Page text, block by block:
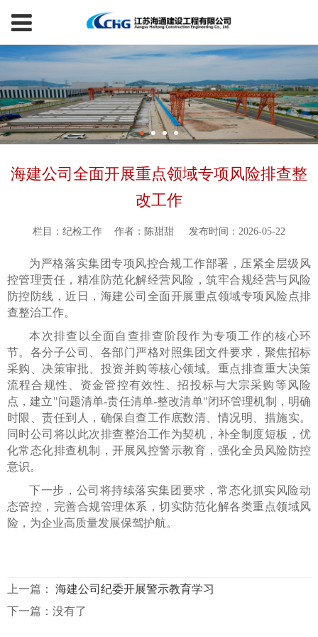
海建公司全面开展重点领域专项风险排查整
改工作
栏目：纪检工作 作者：陈甜甜 发布时间：2026-05-22
为严格落实集团专项风控合规工作部署，压紧全层级风
控管理责任，精准防范化解经营风险，筑牢合规经营与风险
防控防线，近日，海建公司全面开展重点领域专项风险点排
查整治工作。
本次排查以全面自查排查阶段作为专项工作的核心环
节。各分子公司、各部门严格对照集团文件要求，聚焦招标
采购、决策审批、投资并购等核心领域。重点排查重大决策
流程合规性、资金管控有效性、招投标与大宗采购等风险
点，建立"问题清单-责任清单-整改清单"闭环管理机制，明确
时限、责任到人，确保自查工作底数清、情况明、措施实。
同时公司将以此次排查整治工作为契机，补全制度短板，优
化常态化排查机制，开展风控警示教育，强化全员风险防控
意识。
下一步，公司将持续落实集团要求，常态化抓实风险动
态管控，完善合规管理体系，切实防范化解各类重点领域风
险，为企业高质量发展保驾护航。
上一篇： 海建公司纪委开展警示教育学习
下一篇：没有了